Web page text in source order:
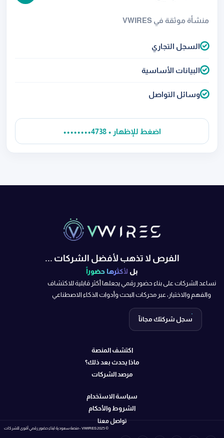
منشأة موثقة في VWIRES
السجل التجاري
البيانات الأساسية
وسائل التواصل
••••••••4738 • اضغط للإظهار
الفرص لا تذهب لأفضل الشركات ...
بل لأكثرها حضوراً
نساعد الشركات على بناء حضور رقمي يجعلها أكثر قابلية للاكتشاف
والفهم والاختيار، عبر محركات البحث وأدوات الذكاء الاصطناعي
سجل شركتك مجانآ
اكتشف المنصة
ماذا يحدث بعد ذلك؟
مرصد الشركات
سياسة الاستخدام
الشروط والأحكام
تواصل معنا
© 2025 VWIRES - منصة سعودية لبناء حضور رقمي أقوى للشركات